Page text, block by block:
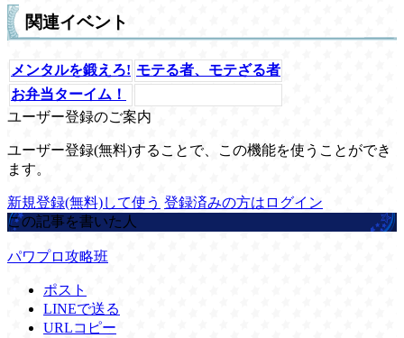
関連イベント
メンタルを鍛えろ! モテる者、モテざる者
お弁当ターイム！
ユーザー登録のご案内
ユーザー登録(無料)することで、この機能を使うことができ
ます。
新規登録(無料)して使う 登録済みの方はログイン
この記事を書いた人
パワプロ攻略班
ポスト
LINEで送る
URLコピー